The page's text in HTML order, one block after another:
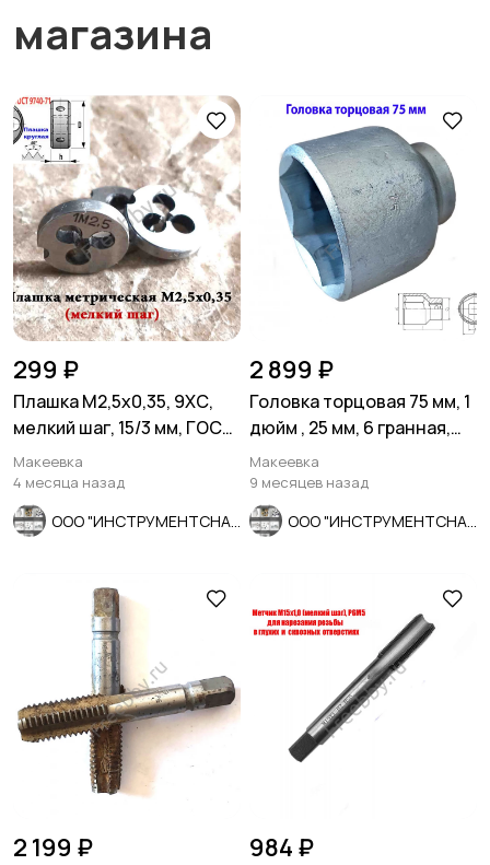
магазина
299 ₽
Плашка М2,5х0,35, 9ХС,
мелкий шаг, 15/3 мм, ГОСТ
7740-71, СССР.
Макеевка
4 месяца назад
2 899 ₽
Головка торцовая 75 мм, 1
дюйм , 25 мм, 6 гранная,
Ц15хр, СССР.
Макеевка
9 месяцев назад
2 199 ₽ 984 ₽